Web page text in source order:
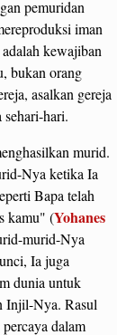
pemuridan
iman
kewajiban
bukan orang
asalkan gereja
hari.
murid.
Nya ketika Ia
Bapa telah
kamu" (Yohanes
murid-Nya
Ia juga
dunia untuk
Injil-Nya. Rasul
dalam